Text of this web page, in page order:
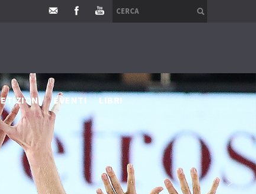
EVENTI LIBRI
›